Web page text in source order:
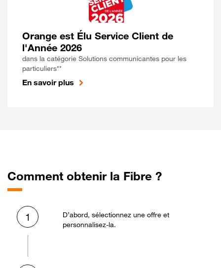
Orange est Élu Service Client de
l'Année 2026
dans la catégorie Solutions communicantes pour les
particuliers**
En savoir plus
Comment obtenir la Fibre ?
1
D’abord, sélectionnez une offre et
personnalisez-la.